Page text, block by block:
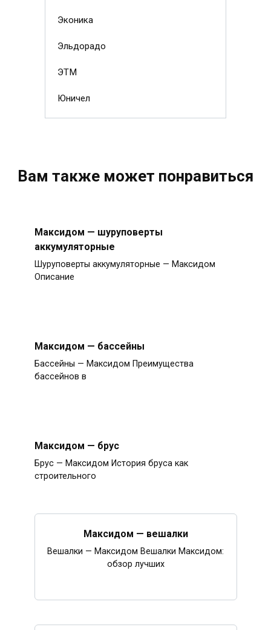
Эконика
Эльдорадо
ЭТМ
Юничел
Вам также может понравиться
Максидом — шуруповерты
аккумуляторные
Шуруповерты аккумуляторные — Максидом
Описание
Максидом — бассейны
Бассейны — Максидом Преимущества
бассейнов в
Максидом — брус
Брус — Максидом История бруса как
строительного
Максидом — вешалки
Вешалки — Максидом Вешалки Максидом:
обзор лучших